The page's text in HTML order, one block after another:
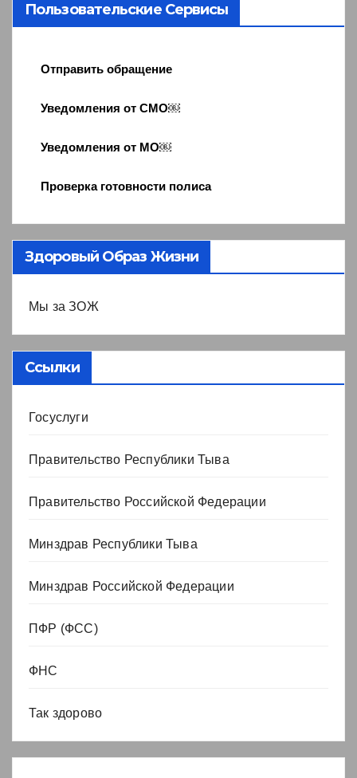
Пользовательские Сервисы
Отправить обращение
Уведомления от СМО￼
Уведомления от МО￼
Проверка готовности полиса
Здоровый Образ Жизни
Мы за ЗОЖ
Ссылки
Госуслуги
Правительство Республики Тыва
Правительство Российской Федерации
Минздрав Республики Тыва
Минздрав Российской Федерации
ПФР (ФСС)
ФНС
Так здорово